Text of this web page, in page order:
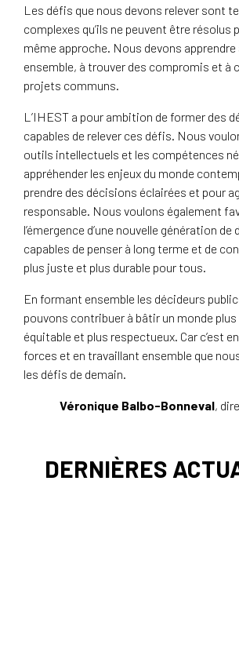
Les défis que nous devons relever sont
complexes qu’ils ne peuvent être résolus
même approche. Nous devons
ensemble, à trouver des compromis et à
projets communs.
L’IHEST a pour ambition de former des
capables de relever ces défis. Nous
outils intellectuels et les compétences
appréhender les enjeux du monde
prendre des décisions éclairées et pour
responsable. Nous voulons également
l’émergence d’une nouvelle génération de
capables de penser à long terme et de
plus juste et plus durable pour tous.
En formant ensemble les décideurs
pouvons contribuer à bâtir un monde
équitable et plus respectueux. Car c’est
forces et en travaillant ensemble que
les défis de demain.
Véronique Balbo-Bonneval,
DERNIÈRES